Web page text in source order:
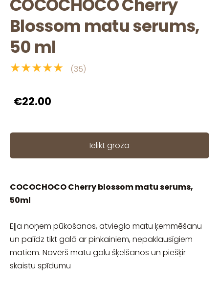
COCOCHOCO Cherry
Blossom matu serums,
50 ml
★★★★★ (35)
€22.00
Ielikt grozā
COCOCHOCO Cherry blossom matu serums,
50ml
Eļļa noņem pūkošanos, atvieglo matu ķemmēšanu
un palīdz tikt galā ar pinkainiem, nepaklausīgiem
matiem. Novērš matu galu šķelšanos un piešķir
skaistu spīdumu